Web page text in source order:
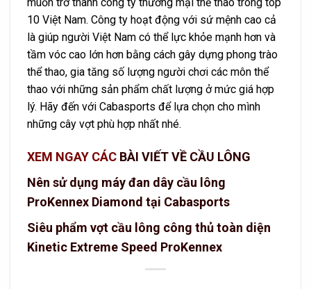
muốn trở thành công ty thương mại thể thao trong top
10 Việt Nam. Công ty hoạt động với sứ mệnh cao cả
là giúp người Việt Nam có thể lực khỏe mạnh hơn và
tầm vóc cao lớn hơn bằng cách gây dựng phong trào
thể thao, gia tăng số lượng người chơi các môn thể
thao với những sản phẩm chất lượng ở mức giá hợp
lý. Hãy đến với Cabasports để lựa chọn cho mình
những cây vợt phù hợp nhất nhé.
XEM NGAY CÁC BÀI VIẾT VỀ CẦU LÔNG
Nên sử dụng máy đan dây cầu lông
ProKennex Diamond tại Cabasports
Siêu phẩm vợt cầu lông công thủ toàn diện
Kinetic Extreme Speed ProKennex